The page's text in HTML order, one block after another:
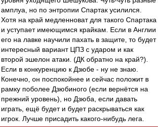
амплуа, но по энтропии Спартак усилился.
Хотя на край медленноват для такого Спартака
и уступает имеющимся крайкам. Если в Англии
его на лавке научили пахать в защите, то будет
интересный вариант ЦПЗ с ударом и как
второй эшелон атаки. (ДК обратно на край?).
Если в конкуренцию к Дзюбе - ну не знаю.
Конечно, он поспокойнее и сейчас положит в
рамку поболее Дзюбиного (если вернётся на
прежний уровень), но Дзюба, если давать
играть, ещё будет и будет раскрываться как
игрок. Лучше присадить какого-нибудь лега.